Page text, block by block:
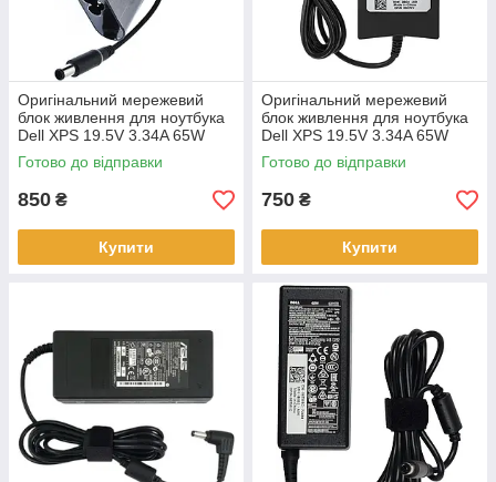
Оригінальний мережевий
блок живлення для ноутбука
Dell XPS 19.5V 3.34A 65W
7.4*5.0 mm Ovale
Готово до відправки
850 ₴
Купити
Оригінальний мережевий
блок живлення для ноутбука
Dell XPS 19.5V 3.34A 65W
7.4*5.0 mm SLIM
Готово до відправки
750 ₴
Купити